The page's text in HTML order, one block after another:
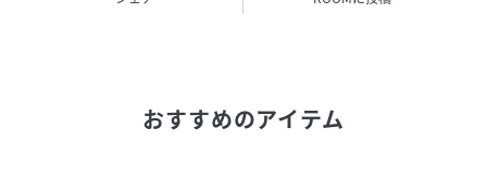
FREE
おすすめのアイテム